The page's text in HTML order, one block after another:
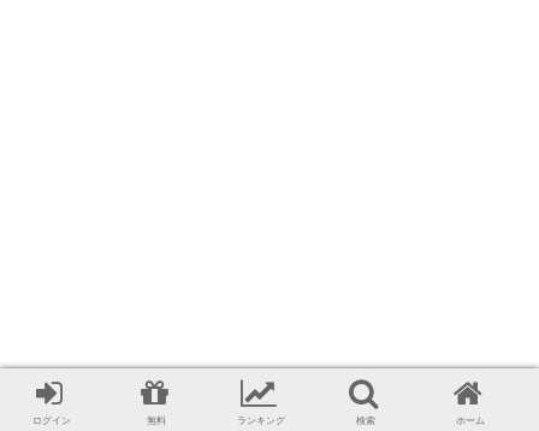
ログイン 無料 ランキング 検索 ホーム